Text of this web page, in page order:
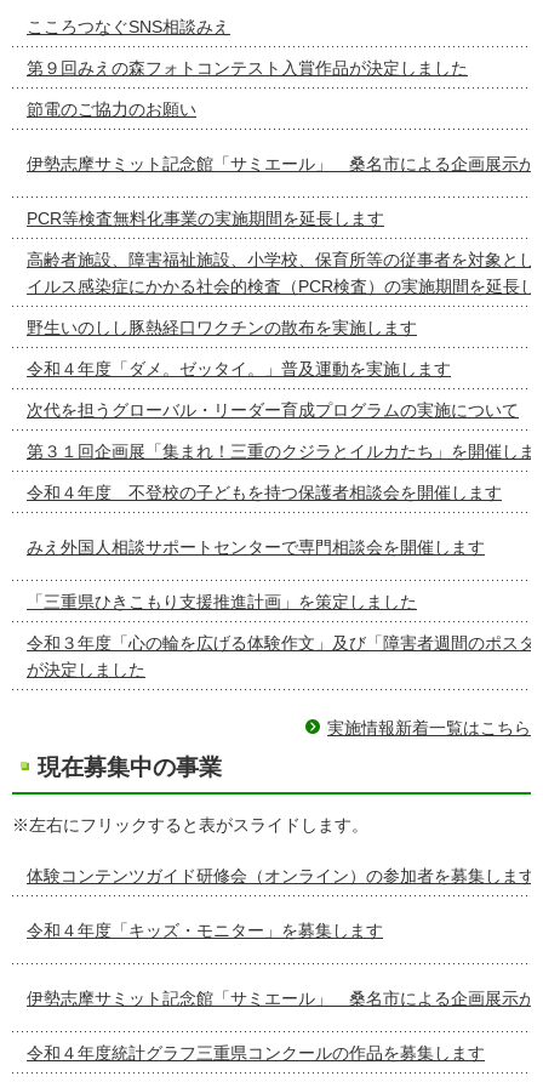
こころつなぐSNS相談みえ
第９回みえの森フォトコンテスト入賞作品が決定しました
節電のご協力のお願い
伊勢志摩サミット記念館「サミエール」 桑名市による企画展示が
PCR等検査無料化事業の実施期間を延長します
高齢者施設、障害福祉施設、小学校、保育所等の従事者を対象とし
イルス感染症にかかる社会的検査（PCR検査）の実施期間を延長し
野生いのしし豚熱経口ワクチンの散布を実施します
令和４年度「ダメ。ゼッタイ。」普及運動を実施します
次代を担うグローバル・リーダー育成プログラムの実施について
第３１回企画展「集まれ！三重のクジラとイルカたち」を開催しま
令和４年度 不登校の子どもを持つ保護者相談会を開催します
みえ外国人相談サポートセンターで専門相談会を開催します
「三重県ひきこもり支援推進計画」を策定しました
令和３年度「心の輪を広げる体験作文」及び「障害者週間のポスタ
が決定しました
実施情報新着一覧はこちら
現在募集中の事業
※左右にフリックすると表がスライドします。
体験コンテンツガイド研修会（オンライン）の参加者を募集します
令和４年度「キッズ・モニター」を募集します
伊勢志摩サミット記念館「サミエール」 桑名市による企画展示が
令和４年度統計グラフ三重県コンクールの作品を募集します